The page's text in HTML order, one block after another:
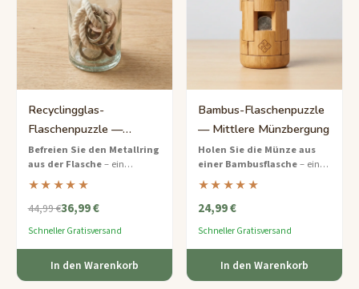
Recyclingglas-
Flaschenpuzzle —
Experten-Ring-Befreiung
Befreien Sie den Metallring
aus der Flasche– ein
Expertenlevel,
umweltfreundliches Puzzle,
das Ihre
an die Grenzen fordert.
★★★★★
44,99 €36,99 €
Schneller Gratisversand
In den Warenkorb
Bambus-Flaschenpuzzle
— Mittlere Münzbergung
Holen Sie die Münze aus
einer Bambusflasche– ein
nachhaltig gefertigtes
Denksport mittlerer
Schwierigkeit mit einem
★★★★★
24,99 €
Schneller Gratisversand
In den Warenkorb